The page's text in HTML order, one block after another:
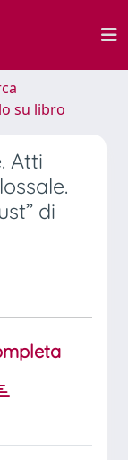
su libro
Atti
di